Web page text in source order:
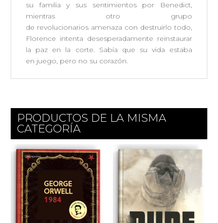
su familia y sus sentimientos por Benedict,
mientras otro grupo
de revolucionarios amenaza con destruirlo todo,
Florence intenta desesperadamente reinstaurar
la paz en la corte. Sabía que su vida estaba
en juego, pero no su corazón.
PRODUCTOS DE LA MISMA
CATEGORÍA